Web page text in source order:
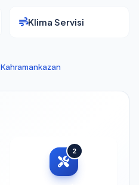
Klima Servisi
Kahramankazan
2